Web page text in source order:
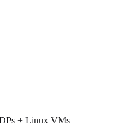
+ Linux VMs